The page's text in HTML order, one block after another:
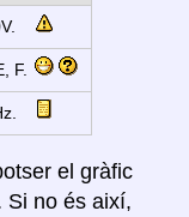
F.
el gràfic
Si no és així,